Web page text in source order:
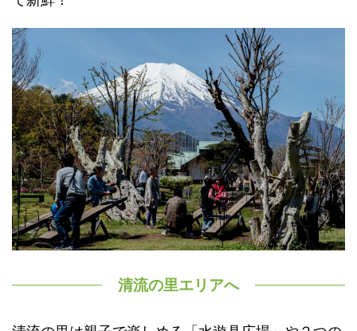
清流の里エリアへ